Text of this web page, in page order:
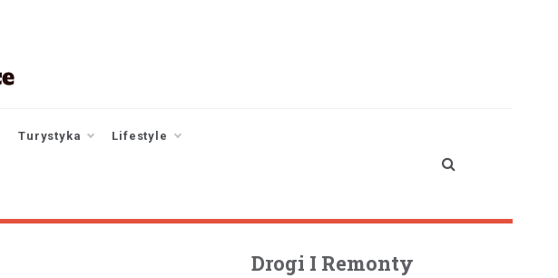
Turystyka Lifestyle
Drogi I Remonty